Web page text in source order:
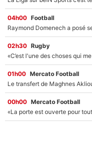
04h00 Football
02h30 Rugby
01h00 Mercato Football
00h00 Mercato Football